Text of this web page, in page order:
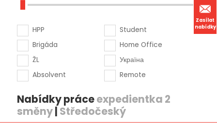
Zasílat
nabídky
HPP
Brigáda
ŽL
Absolvent
Student
Home Office
Україна
Remote
Nabídky práceexpedientka 2
směny| Středočeský